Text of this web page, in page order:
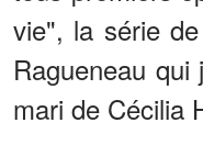
vie", la série
Ragueneau
mari de Cécilia